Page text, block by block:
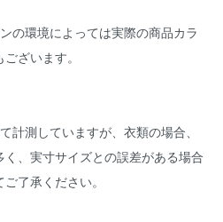
の環境によっては実際の商品カラ
ざいます。
計測していますが、衣類の場合、
、実寸サイズとの誤差がある場合
了承ください。